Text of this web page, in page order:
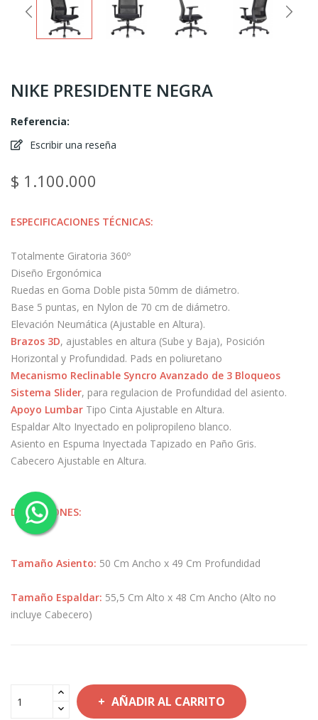
NIKE PRESIDENTE NEGRA
Referencia:
Escribir una reseña
$ 1.100.000
ESPECIFICACIONES TÉCNICAS:
Totalmente Giratoria 360º
Diseño Ergonómica
Ruedas en Goma Doble pista 50mm de diámetro.
Base 5 puntas, en Nylon de 70 cm de diámetro.
Elevación Neumática (Ajustable en Altura).
Brazos 3D, ajustables en altura (Sube y Baja), Posición
Horizontal y Profundidad. Pads en poliuretano
Mecanismo Reclinable Syncro Avanzado de 3 Bloqueos
Sistema Slider, para regulacion de Profundidad del asiento.
Apoyo Lumbar Tipo Cinta Ajustable en Altura.
Espaldar Alto Inyectado en polipropileno blanco.
Asiento en Espuma Inyectada Tapizado en Paño Gris.
Cabecero Ajustable en Altura.
DIMENSIONES:
Tamaño Asiento: 50 Cm Ancho x 49 Cm Profundidad
Tamaño Espaldar: 55,5 Cm Alto x 48 Cm Ancho (Alto no
incluye Cabecero)
AÑADIR AL CARRITO